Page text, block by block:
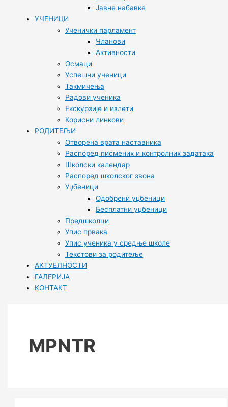
Јавне набавке
УЧЕНИЦИ
Ученички парламент
Чланови
Активности
Осмаци
Успешни ученици
Такмичења
Радови ученика
Екскурзије и излети
Корисни линкови
РОДИТЕЉИ
Отворена врата наставника
Распоред писмених и контролних задатака
Школски календар
Распоред школског звона
Уџбеници
Одобрени уџбеници
Бесплатни уџбеници
Предшколци
Упис првака
Упис ученика у средње школе
Текстови за родитеље
АКТУЕЛНОСТИ
ГАЛЕРИЈА
КОНТАКТ
MPNTR